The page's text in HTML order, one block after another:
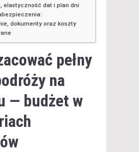
elastyczność dat i plan dni
dokumenty oraz koszty
pełny
na
— budżet w